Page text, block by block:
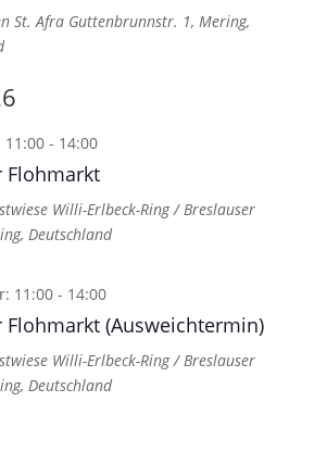
St. Afra Guttenbrunnstr. 1, Mering,
Flohmarkt
11:00- 14:00
Willi-Erlbeck-Ring / Breslauser
Deutschland
Flohmarkt (Ausweichtermin)
11:00- 14:00
Willi-Erlbeck-Ring / Breslauser
Deutschland